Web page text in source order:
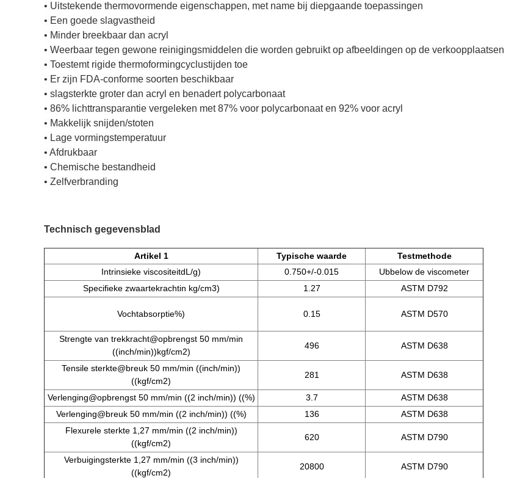
• Uitstekende thermovormende eigenschappen, met name bij diepgaande toepassingen
• Een goede slagvastheid
• Minder breekbaar dan acryl
• Weerbaar tegen gewone reinigingsmiddelen die worden gebruikt op afbeeldingen op de verkoopplaatsen
• Toestemt rigide thermoformingcyclustijden toe
• Er zijn FDA-conforme soorten beschikbaar
• slagsterkte groter dan acryl en benadert polycarbonaat
• 86% lichttransparantie vergeleken met 87% voor polycarbonaat en 92% voor acryl
• Makkelijk snijden/stoten
• Lage vormingstemperatuur
• Afdrukbaar
• Chemische bestandheid
• Zelfverbranding
Technisch gegevensblad
Artikel 1 Typische waarde
Testmethode
Intrinsieke viscositeitdL/g) 0.750+/-0.015
Ubbelow de viscometer
Specifieke zwaartekrachtin kg/cm3) 1.27 ASTM D792
Vochtabsorptie%) 0.15 ASTM D570
Strengte van trekkracht@opbrengst 50 mm/min
((inch/min))kgf/cm2)
496 ASTM D638
Tensile sterkte@breuk 50 mm/min ((inch/min))
((kgf/cm2)
281 ASTM D638
Verlenging@opbrengst 50 mm/min ((2 inch/min)) ((%) 3.7
ASTM D638
Verlenging@breuk 50 mm/min ((2 inch/min)) ((%)
136
ASTM D638
Flexurele sterkte 1,27 mm/min ((2 inch/min))
((kgf/cm2)
620 ASTM D790
Verbuigingsterkte 1,27 mm/min ((3 inch/min))
((kgf/cm2)
20800 ASTM D790